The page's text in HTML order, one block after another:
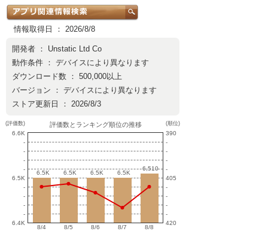
情報取得日 ： 2026/8/8
開発者 ： Unstatic Ltd Co
動作条件 ： デバイスにより異なります
ダウンロード数 ： 500,000以上
バージョン ： デバイスにより異なります
ストア更新日 ： 2026/8/3
(評価数)
6.6K
-
-
-
-
6.5K
-
-
-
-
6.4K
評価数とランキング順位の推移
6.5K
6.5K 6.5K
6.5K 6.5K
6.5K 6.5K
6.5K
6,510
6,510
8/4 8/5 8/6 8/7 8/8
(順位)
390
-
-
-
-
405
-
-
-
-
420